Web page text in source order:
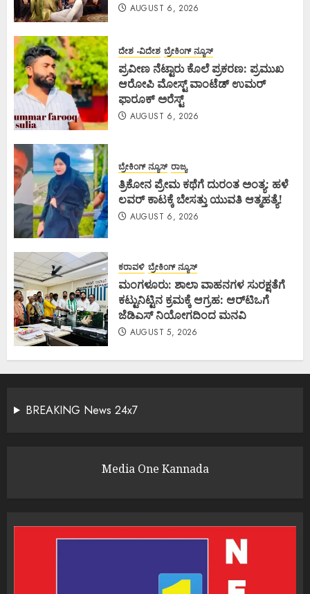
AUGUST 6, 2026
ದೇಶ -ವಿದೇಶ ಬ್ರೇಕಿಂಗ್ ನ್ಯೂಸ್
ಪ್ರವೀಣ ನೆಟ್ಟಾರು ಕೊಲೆ ಪ್ರಕರಣ: ಪ್ರಮುಖ
ಆರೋಪಿ ಮೋಸ್ಟ್ ವಾಂಟೆಡ್ ಉಮರ್
ಫಾರೂಕ್ ಅರೆಸ್ಟ್
AUGUST 6, 2026
ಬ್ರೇಕಿಂಗ್ ನ್ಯೂಸ್ ರಾಜ್ಯ
ತ್ರಿಕೋನ ಪ್ರೇಮ ಕಥೆಗೆ ದುರಂತ ಅಂತ್ಯ: ಹಳೆ
ಲವರ್ ಕಾಟಕ್ಕೆ ಬೇಸತ್ತು ಯುವತಿ ಆತ್ಮಹತ್ಯೆ!
AUGUST 6, 2026
ಕರಾವಳಿ ಬ್ರೇಕಿಂಗ್ ನ್ಯೂಸ್
ಮಂಗಳೂರು: ಶಾಲಾ ವಾಹನಗಳ ಸುರಕ್ಷತೆಗೆ
ಕಟ್ಟುನಿಟ್ಟಿನ ಕ್ರಮಕ್ಕೆ ಆಗ್ರಹ: ಆರ್‌ಟಿಒಗೆ
ಜೆಡಿಎಸ್ ನಿಯೋಗದಿಂದ ಮನವಿ
AUGUST 5, 2026
BREAKING News 24x7
Media One Kannada